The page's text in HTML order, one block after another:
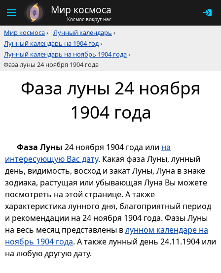
Мир космоса
Космос вокруг нас
Мир космоса› Лунный календарь ›
Лунный календарь на 1904 год›
Лунный календарь на ноябрь 1904 года›
Фаза луны 24 ноября 1904 года
Фаза луны 24 ноября
1904 года
Фаза Луны 24 ноября 1904 года или на
интересующую Вас дату. Какая фаза Луны, лунный
день, видимость, восход и закат Луны, Луна в знаке
зодиака, растущая или убывающая Луна Вы можете
посмотреть на этой странице. А также
характеристика лунного дня, благоприятный период
и рекомендации на 24 ноября 1904 года. Фазы Луны
на весь месяц представлены влунном календаре на
ноябрь 1904 года. А также лунный день 24.11.1904 или
на любую другую дату.